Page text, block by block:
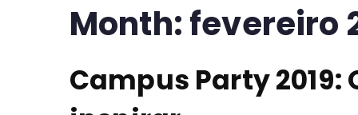
Month:fevereiro
Campus Party